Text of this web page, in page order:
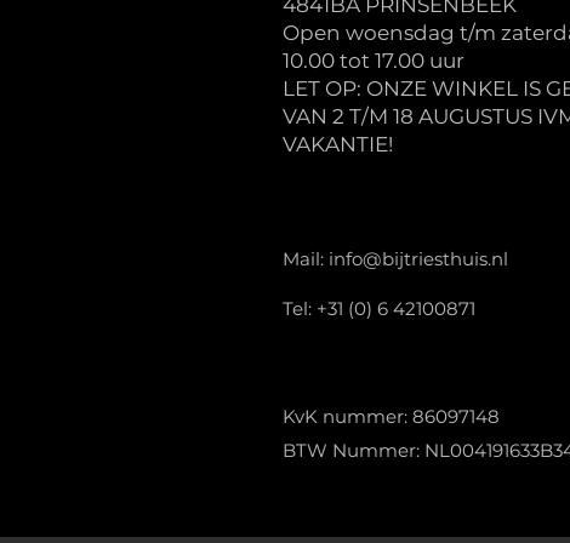
Open woensdag t/m
10.00 tot 17.00 uur
LET OP: ONZE WINKEL IS
VAN 2 T/M 18 AUGUSTUS
VAKANTIE!
Mail: info@bijtriesthuis.nl
Tel: +31 (0) 6 42100871
KvK nummer: 86097148
BTW Nummer: